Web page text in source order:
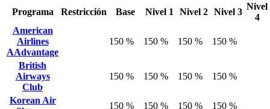
Programa Restricción Base Nivel 1 Nivel 2 Nivel 3
Nivel
4
American
Airlines
AAdvantage
150 % 150 % 150 % 150 %
British
Airways
Club
150 % 150 % 150 % 150 %
Korean Air
150 % 150 % 150 %
150 %